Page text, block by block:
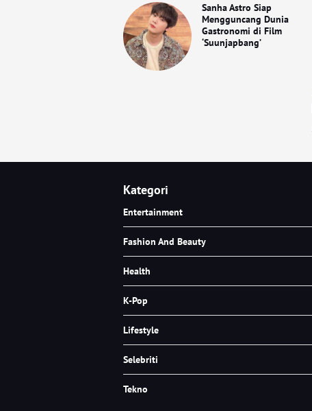
Sanha Astro Siap
Mengguncang Dunia
Gastronomi di Film
‘Suunjapbang’
Kategori
Entertainment
Fashion And Beauty
Health
K-Pop
Lifestyle
Selebriti
Tekno